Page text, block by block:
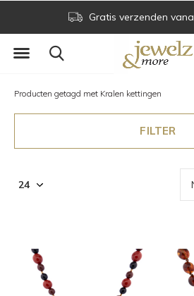
Gratis verzenden
Producten getagd met Kralen kettingen
FILTER